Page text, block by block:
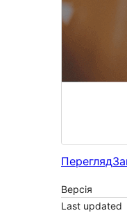
Перегляд
Версія
Last updated